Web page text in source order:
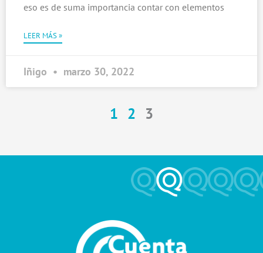
eso es de suma importancia contar con elementos
LEER MÁS »
Iñigo marzo 30, 2022
1 2 3